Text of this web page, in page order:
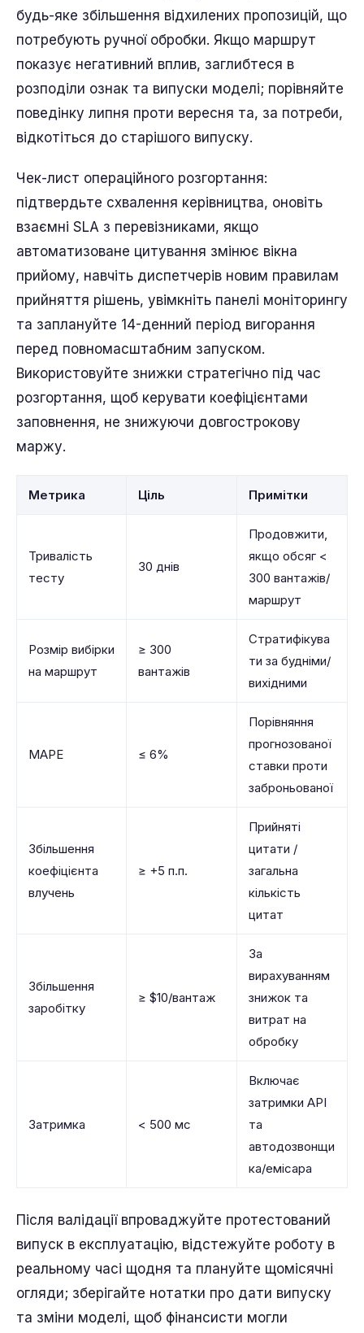
будь-яке збільшення відхилених пропозицій, що
потребують ручної обробки. Якщо маршрут
показує негативний вплив, заглибтеся в
розподіли ознак та випуски моделі; порівняйте
поведінку липня проти вересня та, за потреби,
відкотіться до старішого випуску.
Чек-лист операційного розгортання:
підтвердьте схвалення керівництва, оновіть
взаємні SLA з перевізниками, якщо
автоматизоване цитування змінює вікна
прийому, навчіть диспетчерів новим правилам
прийняття рішень, увімкніть панелі моніторингу
та заплануйте 14-денний період вигорання
перед повномасштабним запуском.
Використовуйте знижки стратегічно під час
розгортання, щоб керувати коефіцієнтами
заповнення, не знижуючи довгострокову
маржу.
Метрика Ціль Примітки
Тривалість
тесту
30 днів
Продовжити,
якщо обсяг <
300 вантажів/
маршрут
Розмір вибірки
на маршрут
≥ 300
вантажів
Стратифікува
ти за будніми/
вихідними
MAPE ≤ 6%
Порівняння
прогнозованої
ставки проти
заброньованої
Збільшення
коефіцієнта
влучень
≥ +5 п.п.
Прийняті
цитати /
загальна
кількість
цитат
Збільшення
заробітку
≥ $10/вантаж
За
вирахуванням
знижок та
витрат на
обробку
Затримка < 500 мс
Включає
затримки API
та
автодозвонщи
ка/емісара
Після валідації впроваджуйте протестований
випуск в експлуатацію, відстежуйте роботу в
реальному часі щодня та плануйте щомісячні
огляди; зберігайте нотатки про дати випуску
та зміни моделі, щоб фінансисти могли